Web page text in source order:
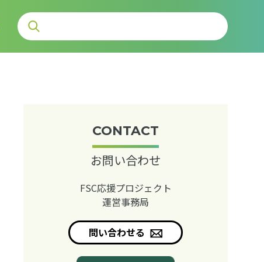
CONTACT
お問い合わせ
FSC応援プロジェクト
運営事務局
問い合わせる